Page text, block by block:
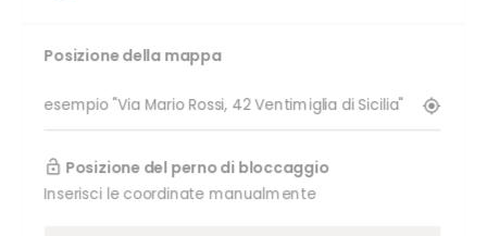
Posizione della mappa
Posizione del perno di bloccaggio
Inserisci le coordinate manualmente